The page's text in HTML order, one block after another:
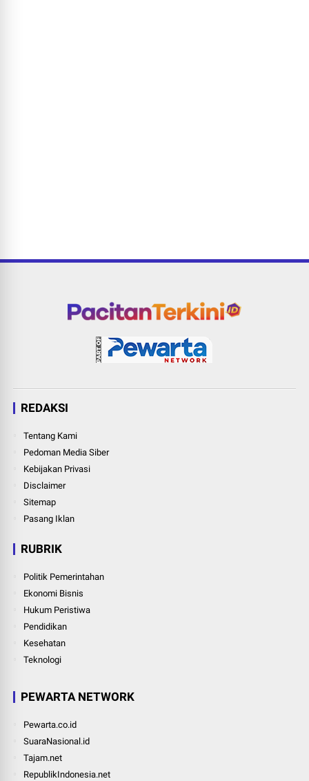
REDAKSI
Tentang Kami
Pedoman Media Siber
Kebijakan Privasi
Disclaimer
Sitemap
Pasang Iklan
RUBRIK
Politik Pemerintahan
Ekonomi Bisnis
Hukum Peristiwa
Pendidikan
Kesehatan
Teknologi
PEWARTA NETWORK
Pewarta.co.id
SuaraNasional.id
Tajam.net
RepublikIndonesia.net